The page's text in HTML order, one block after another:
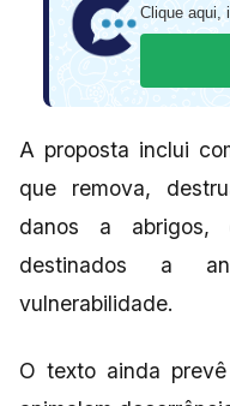
Clique aqui,
A proposta inclui
que remova,
danos a abrigos,
destinados a
vulnerabilidade.
O texto ainda